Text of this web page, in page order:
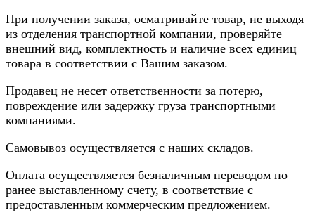
При получении заказа, осматривайте товар, не выходя
из отделения транспортной компании, проверяйте
внешний вид, комплектность и наличие всех единиц
товара в соответствии с Вашим заказом.
Продавец не несет ответственности за потерю,
повреждение или задержку груза транспортными
компаниями.
Самовывоз осуществляется с наших складов.
Оплата осуществляется безналичным переводом по
ранее выставленному счету, в соответствие с
предоставленным коммерческим предложением.